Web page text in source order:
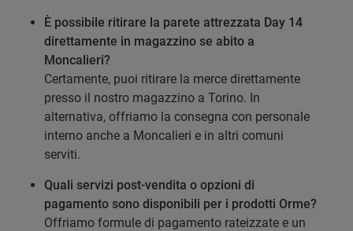
È possibile ritirare la parete attrezzata Day 14
direttamente in magazzino se abito a
Moncalieri?
Certamente, puoi ritirare la merce direttamente
presso il nostro magazzino a Torino. In
alternativa, offriamo la consegna con personale
interno anche a Moncalieri e in altri comuni
serviti.
Quali servizi post-vendita o opzioni di
pagamento sono disponibili per i prodotti Orme?
Offriamo formule di pagamento rateizzate e un